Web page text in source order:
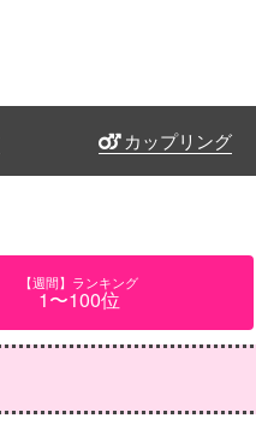
カップリング
【週間】ランキング
1〜100位